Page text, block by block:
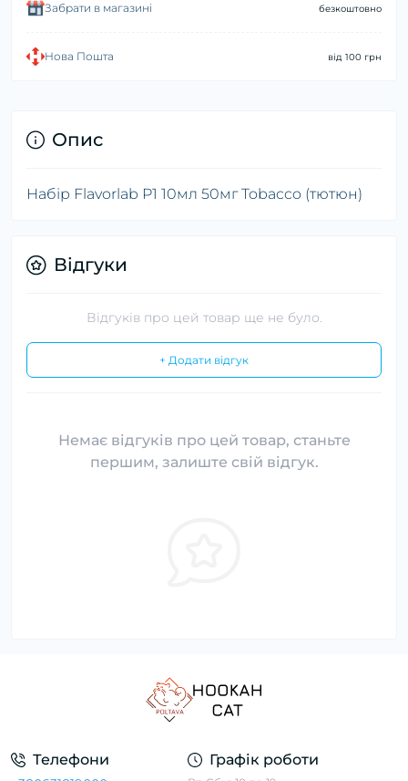
Забрати в магазині безкоштовно
Нова Пошта від 100 грн
Опис
Набір Flavorlab P1 10мл 50мг Tobacco (тютюн)
Відгуки
Відгуків про цей товар ще не було.
+ Додати відгук
Немає відгуків про цей товар, станьте
першим, залиште свій відгук.
Телефони Графік роботи